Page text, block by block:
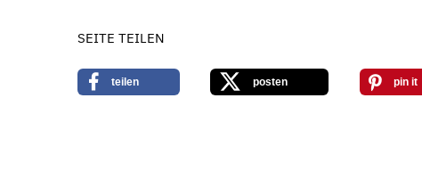
SEITE TEILEN
teilen posten pin it